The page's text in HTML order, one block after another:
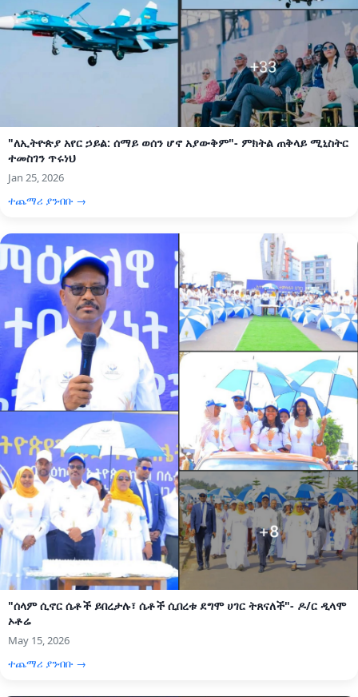
"ለኢትዮጵያ አየር ኃይል: ሰማይ ወሰን ሆኖ አያውቅም"- ምክትል ጠቅላይ ሚኒስትር
ተመስገን ጥሩነህ
Jan 25, 2026
ተጨማሪ ያንብቡ →
"ሰላም ሲኖር ሴቶች ይበረታሉ፣ ሴቶች ሲበረቱ ደግሞ ሀገር ትጸናለች"- ዶ/ር ዲላሞ
ኦቶሬ
May 15, 2026
ተጨማሪ ያንብቡ →